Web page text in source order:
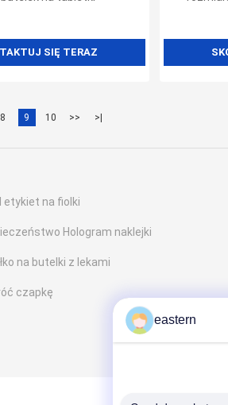
SIĘ TERAZ
8 9 10 >> >|
etykiet na fiolki
Hologram naklejki
na butelki z lekami
czapkę
eastern